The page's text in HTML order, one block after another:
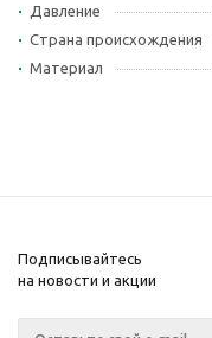
Давление
Страна происхождения
Материал
Подписывайтесь
на новости и акции